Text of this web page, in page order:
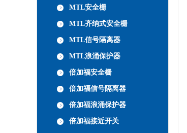
MTL安全栅
MTL齐纳式安全栅
MTL信号隔离器
MTL浪涌保护器
倍加福安全栅
倍加福信号隔离器
倍加福浪涌保护器
倍加福接近开关